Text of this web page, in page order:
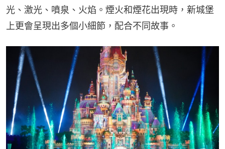
光、激光、噴泉、火焰。煙火和煙花出現時，新城堡
上更會呈現出多個小細節，配合不同故事。